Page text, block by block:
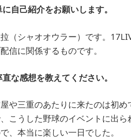
自己紹介をお願いします。
（シャオオウラー）です。
信に関係するものです。
な感想を教えてください。
や三重のあたりに来たのは初
こうした野球のイベントに出
、本当に楽しい一日でした。